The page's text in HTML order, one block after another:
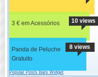
3 € em Acessórios 10 views
Panda de Peluche
Gratuito
8 views
Popular Posts Bars Widget